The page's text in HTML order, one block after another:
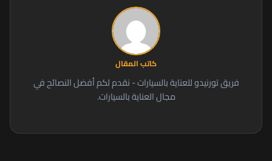
كاتب المقال
فريق تورنيدو للعناية بالسيارات - نقدم لكم أفضل النصائح في
مجال العناية بالسيارات.